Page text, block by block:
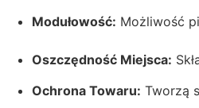
Modułowość: Możliwość
Oszczędność Miejsca:
Ochrona Towaru: Tworzą